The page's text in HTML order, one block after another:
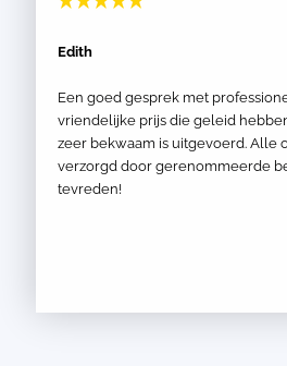
Edith
Een goed gesprek met
vriendelijke prijs die geleid
zeer bekwaam is uitgevoerd. Alle
verzorgd door gerenommeerde
tevreden!